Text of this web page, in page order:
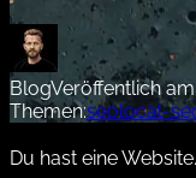
BlogVeröffentlich
Themen:seolocal-
Du hast eine